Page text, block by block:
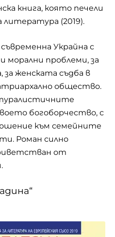
книга, която печели
литература (2019).
съвременна Украйна с
морални проблеми, за
женската съдба в
общество.
богоборчество, с
към семейните
Роман силно
от